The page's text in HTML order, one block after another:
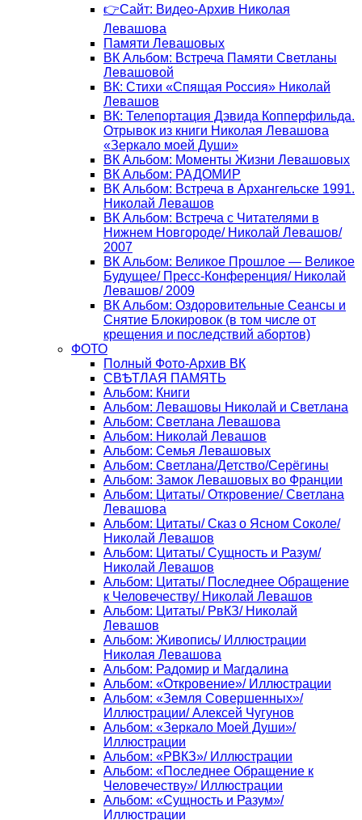
👉Сайт: Видео-Архив Николая
Левашова
Памяти Левашовых
ВК Альбом: Встреча Памяти Светланы
Левашовой
ВК: Стихи «Спящая Россия» Николай
Левашов
ВК: Телепортация Дэвида Копперфильда.
Отрывок из книги Николая Левашова
«Зеркало моей Души»
ВК Альбом: Моменты Жизни Левашовых
ВК Альбом: РАДОМИР
ВК Альбом: Встреча в Архангельске 1991.
Николай Левашов
ВК Альбом: Встреча с Читателями в
Нижнем Новгороде/ Николай Левашов/
2007
ВК Альбом: Великое Прошлое — Великое
Будущее/ Пресс-Конференция/ Николай
Левашов/ 2009
ВК Альбом: Оздоровительные Сеансы и
Снятие Блокировок (в том числе от
крещения и последствий абортов)
ФОТО
Полный Фото-Архив ВК
СВѢТЛАЯ ПАМЯТЬ
Альбом: Книги
Альбом: Левашовы Николай и Светлана
Альбом: Светлана Левашова
Альбом: Николай Левашов
Альбом: Семья Левашовых
Альбом: Светлана/Детство/Серёгины
Альбом: Замок Левашовых во Франции
Альбом: Цитаты/ Откровение/ Светлана
Левашова
Альбом: Цитаты/ Сказ о Ясном Соколе/
Николай Левашов
Альбом: Цитаты/ Сущность и Разум/
Николай Левашов
Альбом: Цитаты/ Последнее Обращение
к Человечеству/ Николай Левашов
Альбом: Цитаты/ РвКЗ/ Николай
Левашов
Альбом: Живопись/ Иллюстрации
Николая Левашова
Альбом: Радомир и Магдалина
Альбом: «Откровение»/ Иллюстрации
Альбом: «Земля Совершенных»/
Иллюстрации/ Алексей Чугунов
Альбом: «Зеркало Моей Души»/
Иллюстрации
Альбом: «РВКЗ»/ Иллюстрации
Альбом: «Последнее Обращение к
Человечеству»/ Иллюстрации
Альбом: «Сущность и Разум»/
Иллюстрации